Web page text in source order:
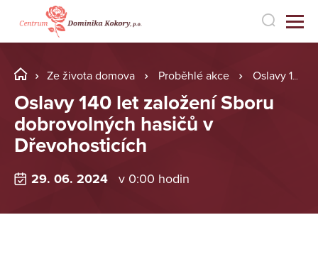
Ze života domova Proběhlé akce Oslavy 140 let založení Sboru dobrovolných hasičů v Dřevohosticích
Oslavy 140 let založení Sboru
dobrovolných hasičů v
Dřevohosticích
29. 06. 2024 v 0:00 hodin